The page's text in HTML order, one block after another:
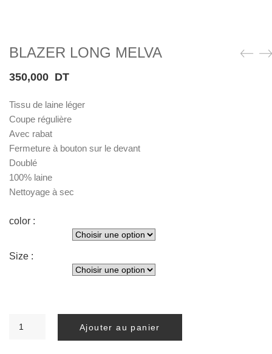
BLAZER LONG MELVA
350,000 DT
Tissu de laine léger
Coupe régulière
Avec rabat
Fermeture à bouton sur le devant
Doublé
100% laine
Nettoyage à sec
color :
Size :
Ajouter au panier